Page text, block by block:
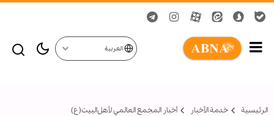
العربية
الرئيسية خدمة الأخبار أخبار المجمع العالمي لأهل‌البيت(ع)